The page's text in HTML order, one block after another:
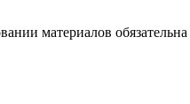
материалов обязательна